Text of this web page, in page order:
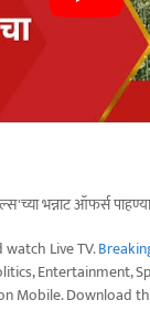
भन्नाट ऑफर्स
watch Live TV.
Entertainment,
Mobile. Download